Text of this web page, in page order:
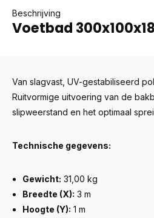
Beschrijving
Voetbad
Van slagvast, UV-gestabiliseerd
Ruitvormige uitvoering van de
slipweerstand en het optimaal
Technische gegevens:
Gewicht: 31,00 kg
Breedte (X): 3 m
Hoogte (Y): 1 m